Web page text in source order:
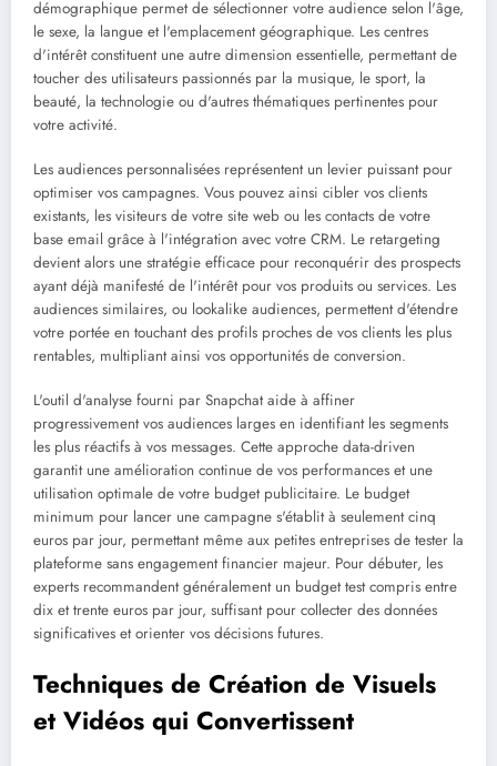
démographique permet de sélectionner votre audience selon l'âge,
le sexe, la langue et l'emplacement géographique. Les centres
d'intérêt constituent une autre dimension essentielle, permettant de
toucher des utilisateurs passionnés par la musique, le sport, la
beauté, la technologie ou d'autres thématiques pertinentes pour
votre activité.
Les audiences personnalisées représentent un levier puissant pour
optimiser vos campagnes. Vous pouvez ainsi cibler vos clients
existants, les visiteurs de votre site web ou les contacts de votre
base email grâce à l'intégration avec votre CRM. Le retargeting
devient alors une stratégie efficace pour reconquérir des prospects
ayant déjà manifesté de l'intérêt pour vos produits ou services. Les
audiences similaires, ou lookalike audiences, permettent d'étendre
votre portée en touchant des profils proches de vos clients les plus
rentables, multipliant ainsi vos opportunités de conversion.
L'outil d'analyse fourni par Snapchat aide à affiner
progressivement vos audiences larges en identifiant les segments
les plus réactifs à vos messages. Cette approche data-driven
garantit une amélioration continue de vos performances et une
utilisation optimale de votre budget publicitaire. Le budget
minimum pour lancer une campagne s'établit à seulement cinq
euros par jour, permettant même aux petites entreprises de tester la
plateforme sans engagement financier majeur. Pour débuter, les
experts recommandent généralement un budget test compris entre
dix et trente euros par jour, suffisant pour collecter des données
significatives et orienter vos décisions futures.
Techniques de Création de Visuels
et Vidéos qui Convertissent